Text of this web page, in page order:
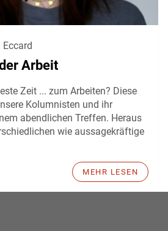
Arbeit
Zeit ... zum Arbeiten? Diese
Kolumnisten und ihr
abendlichen Treffen. Heraus
wie aussagekräftige
MEHR LESEN